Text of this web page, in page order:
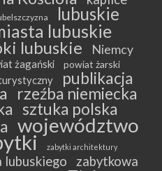
lubuskie
lubuskie
lubuskie Niemcy
żagański powiat żarski
publikacja
rzeźba niemiecka
sztuka polska
województwo
zabytki architektury
zabytkowa